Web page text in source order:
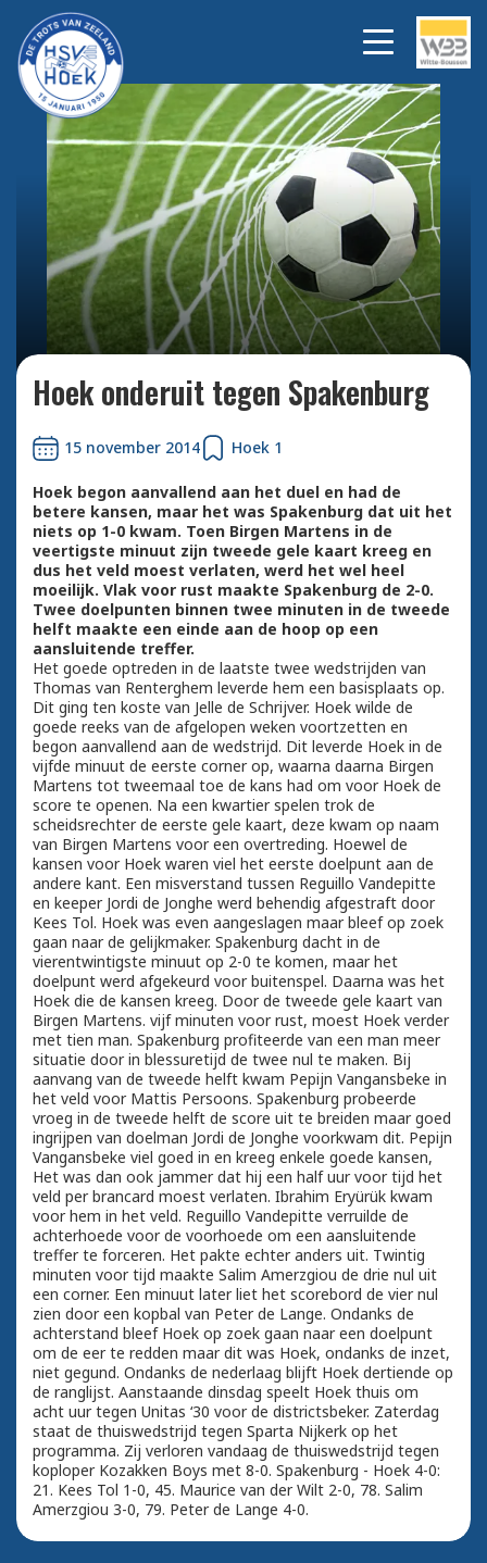
Bekijk alle foto's
Hoek onderuit tegen Spakenburg
15 november 2014 Hoek 1
Hoek begon aanvallend aan het duel en had de
betere kansen, maar het was Spakenburg dat uit het
niets op 1-0 kwam. Toen Birgen Martens in de
veertigste minuut zijn tweede gele kaart kreeg en
dus het veld moest verlaten, werd het wel heel
moeilijk. Vlak voor rust maakte Spakenburg de 2-0.
Twee doelpunten binnen twee minuten in de tweede
helft maakte een einde aan de hoop op een
aansluitende treffer.
Het goede optreden in de laatste twee wedstrijden van
Thomas van Renterghem leverde hem een basisplaats op.
Dit ging ten koste van Jelle de Schrijver. Hoek wilde de
goede reeks van de afgelopen weken voortzetten en
begon aanvallend aan de wedstrijd. Dit leverde Hoek in de
vijfde minuut de eerste corner op, waarna daarna Birgen
Martens tot tweemaal toe de kans had om voor Hoek de
score te openen. Na een kwartier spelen trok de
scheidsrechter de eerste gele kaart, deze kwam op naam
van Birgen Martens voor een overtreding. Hoewel de
kansen voor Hoek waren viel het eerste doelpunt aan de
andere kant. Een misverstand tussen Reguillo Vandepitte
en keeper Jordi de Jonghe werd behendig afgestraft door
Kees Tol. Hoek was even aangeslagen maar bleef op zoek
gaan naar de gelijkmaker. Spakenburg dacht in de
vierentwintigste minuut op 2-0 te komen, maar het
doelpunt werd afgekeurd voor buitenspel. Daarna was het
Hoek die de kansen kreeg. Door de tweede gele kaart van
Birgen Martens. vijf minuten voor rust, moest Hoek verder
met tien man. Spakenburg profiteerde van een man meer
situatie door in blessuretijd de twee nul te maken. Bij
aanvang van de tweede helft kwam Pepijn Vangansbeke in
het veld voor Mattis Persoons. Spakenburg probeerde
vroeg in de tweede helft de score uit te breiden maar goed
ingrijpen van doelman Jordi de Jonghe voorkwam dit. Pepijn
Vangansbeke viel goed in en kreeg enkele goede kansen,
Het was dan ook jammer dat hij een half uur voor tijd het
veld per brancard moest verlaten. Ibrahim Eryürük kwam
voor hem in het veld. Reguillo Vandepitte verruilde de
achterhoede voor de voorhoede om een aansluitende
treffer te forceren. Het pakte echter anders uit. Twintig
minuten voor tijd maakte Salim Amerzgiou de drie nul uit
een corner. Een minuut later liet het scorebord de vier nul
zien door een kopbal van Peter de Lange. Ondanks de
achterstand bleef Hoek op zoek gaan naar een doelpunt
om de eer te redden maar dit was Hoek, ondanks de inzet,
niet gegund. Ondanks de nederlaag blijft Hoek dertiende op
de ranglijst. Aanstaande dinsdag speelt Hoek thuis om
acht uur tegen Unitas ‘30 voor de districtsbeker. Zaterdag
staat de thuiswedstrijd tegen Sparta Nijkerk op het
programma. Zij verloren vandaag de thuiswedstrijd tegen
koploper Kozakken Boys met 8-0. Spakenburg - Hoek 4-0:
21. Kees Tol 1-0, 45. Maurice van der Wilt 2-0, 78. Salim
Amerzgiou 3-0, 79. Peter de Lange 4-0.